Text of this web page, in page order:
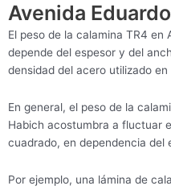
Avenida
El peso de la calamina TR4 en
depende del espesor y del
densidad del acero utilizado
En general, el peso de la
Habich acostumbra a fluctuar
cuadrado, en dependencia del
Por ejemplo, una lámina de